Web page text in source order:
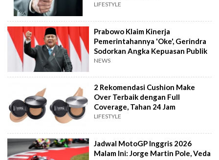
LIFESTYLE
Prabowo Klaim Kinerja
Pemerintahannya 'Oke', Gerindra
Sodorkan Angka Kepuasan Publik
NEWS
2 Rekomendasi Cushion Make
Over Terbaik dengan Full
Coverage, Tahan 24 Jam
LIFESTYLE
Jadwal MotoGP Inggris 2026
Malam Ini: Jorge Martin Pole, Veda